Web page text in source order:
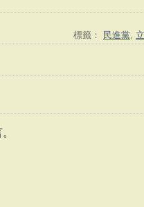
標籤： 民進黨